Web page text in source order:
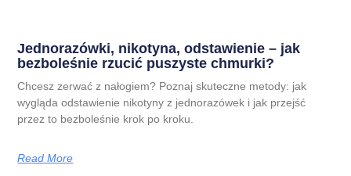
Jednorazówki, nikotyna, odstawienie – jak
bezboleśnie rzucić puszyste chmurki?
Chcesz zerwać z nałogiem? Poznaj skuteczne metody: jak
wygląda odstawienie nikotyny z jednorazówek i jak przejść
przez to bezboleśnie krok po kroku.
Read More